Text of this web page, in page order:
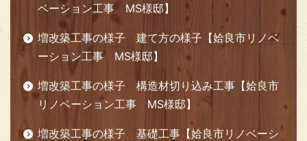
ベーション工事 MS様邸】
増改築工事の様子 建て方の様子【姶良市リノベ
ーション工事 MS様邸】
増改築工事の様子 構造材切り込み工事【姶良市
リノベーション工事 MS様邸】
増改築工事の様子 基礎工事【姶良市リノベーシ